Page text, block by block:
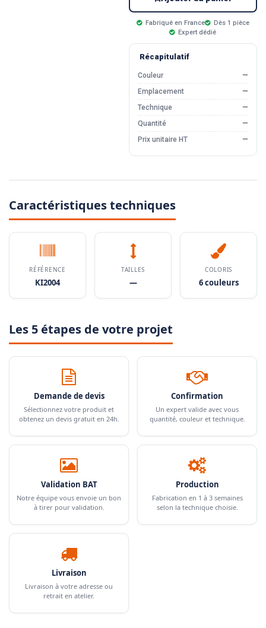
Fabriqué en France
Dès 1 pièce
Expert dédié
Récapitulatif
Couleur
—
Emplacement
—
Technique
—
Quantité
—
Prix unitaire HT
—
Caractéristiques techniques
RÉFÉRENCE
KI2004
TAILLES
—
COLORIS
6 couleurs
Les 5 étapes de votre projet
Demande de devis
Sélectionnez votre produit et
obtenez un devis gratuit en 24h.
Confirmation
Un expert valide avec vous
quantité, couleur et technique.
Validation BAT
Notre équipe vous envoie un bon
à tirer pour validation.
Production
Fabrication en 1 à 3 semaines
selon la technique choisie.
Livraison
Livraison à votre adresse ou
retrait en atelier.